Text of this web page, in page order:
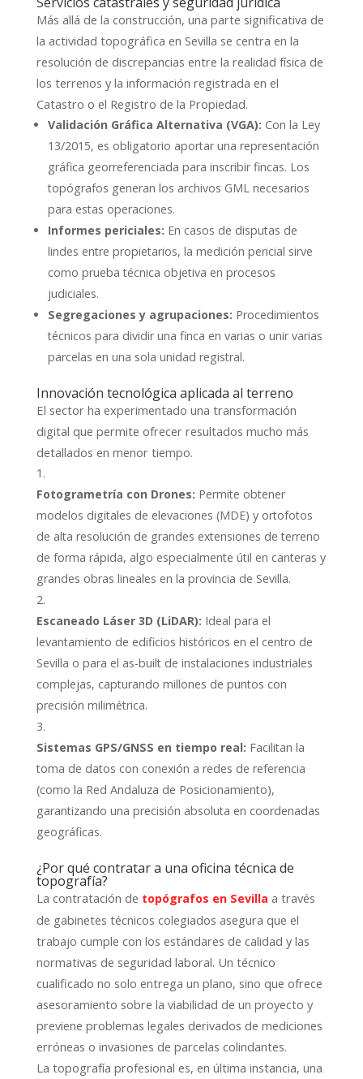
Más allá de la construcción, una parte significativa de
la actividad topográfica en Sevilla se centra en la
resolución de discrepancias entre la realidad física de
los terrenos y la información registrada en el
Catastro o el Registro de la Propiedad.
Validación Gráfica Alternativa (VGA): Con la Ley
13/2015, es obligatorio aportar una representación
gráfica georreferenciada para inscribir fincas. Los
topógrafos generan los archivos GML necesarios
para estas operaciones.
Informes periciales: En casos de disputas de
lindes entre propietarios, la medición pericial sirve
como prueba técnica objetiva en procesos
judiciales.
Segregaciones y agrupaciones: Procedimientos
técnicos para dividir una finca en varias o unir varias
parcelas en una sola unidad registral.
Innovación tecnológica aplicada al terreno
El sector ha experimentado una transformación
digital que permite ofrecer resultados mucho más
detallados en menor tiempo.
Fotogrametría con Drones: Permite obtener
modelos digitales de elevaciones (MDE) y ortofotos
de alta resolución de grandes extensiones de terreno
de forma rápida, algo especialmente útil en canteras y
grandes obras lineales en la provincia de Sevilla.
Escaneado Láser 3D (LiDAR): Ideal para el
levantamiento de edificios históricos en el centro de
Sevilla o para el as-built de instalaciones industriales
complejas, capturando millones de puntos con
precisión milimétrica.
Sistemas GPS/GNSS en tiempo real: Facilitan la
toma de datos con conexión a redes de referencia
(como la Red Andaluza de Posicionamiento),
garantizando una precisión absoluta en coordenadas
geográficas.
¿Por qué contratar a una oficina técnica de
topografía?
La contratación de topógrafos en Sevilla a través
de gabinetes técnicos colegiados asegura que el
trabajo cumple con los estándares de calidad y las
normativas de seguridad laboral. Un técnico
cualificado no solo entrega un plano, sino que ofrece
asesoramiento sobre la viabilidad de un proyecto y
previene problemas legales derivados de mediciones
erróneas o invasiones de parcelas colindantes.
La topografía profesional es, en última instancia, una